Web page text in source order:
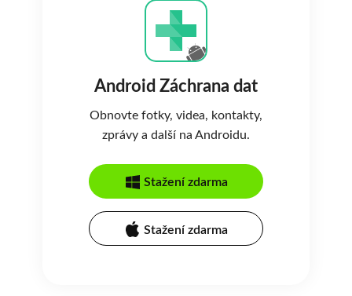
Android Záchrana dat
Obnovte fotky, videa, kontakty,
zprávy a další na Androidu.
Stažení zdarma
Stažení zdarma